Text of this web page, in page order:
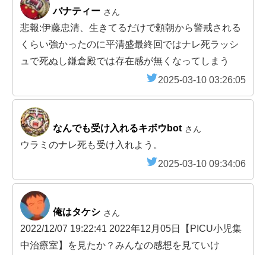
バナティー さん
悲報:伊藤忠清、生きてるだけで頼朝から警戒される
くらい強かったのに平清盛最終回ではナレ死ラッシ
ュで死ぬし鎌倉殿では存在感が無くなってしまう
2025-03-10 03:26:05
なんでも受け入れるキボウbot さん
ウラミのナレ死も受け入れよう。
2025-03-10 09:34:06
俺はタケシ さん
2022/12/07 19:22:41 2022年12月05日【PICU小児集
中治療室】を見たか？みんなの感想を見ていけ